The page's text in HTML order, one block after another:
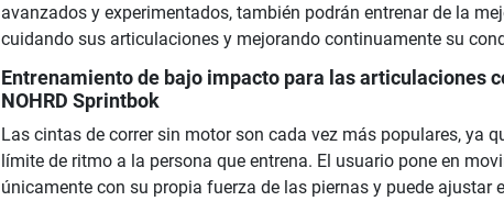
avanzados y experimentados, también podrán entrenar de la
cuidando sus articulaciones y mejorando continuamente su
Entrenamiento de bajo impacto para las articulaciones
NOHRD Sprintbok
Las cintas de correr sin motor son cada vez más populares, ya
límite de ritmo a la persona que entrena. El usuario pone en
únicamente con su propia fuerza de las piernas y puede ajustar